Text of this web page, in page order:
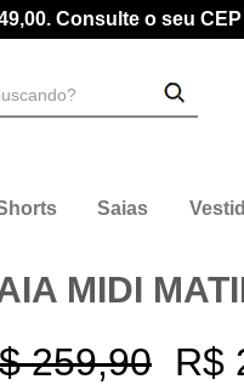
Consulte o seu CEP
Saias
MIDI
259,90 R$